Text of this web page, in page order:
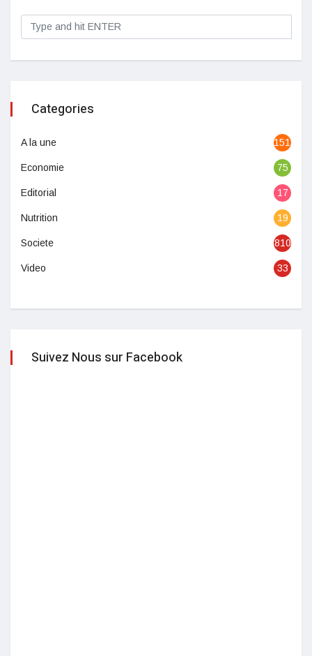
Categories
A la une 1513
Economie 75
Editorial 17
Nutrition 19
Societe 810
Video 33
Suivez Nous sur Facebook